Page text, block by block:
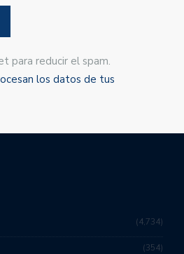
para reducir el spam.
los datos de tus
4,734
354